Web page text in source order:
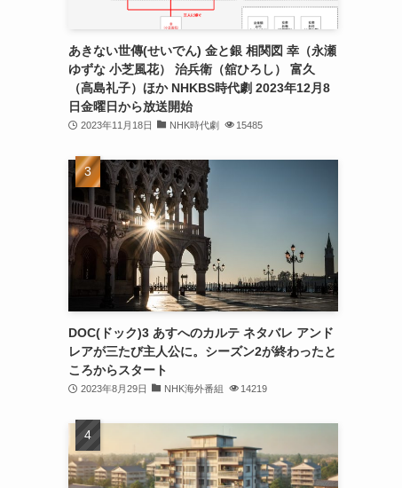
あきない世傳(せいでん) 金と銀 相関図 幸（永瀬
ゆずな 小芝風花） 治兵衛（舘ひろし） 富久
（高島礼子）ほか NHKBS時代劇 2023年12月8
日金曜日から放送開始
2023年11月18日 NHK時代劇 15485
DOC(ドック)3 あすへのカルテ ネタバレ アンド
レアが三たび主人公に。シーズン2が終わったと
ころからスタート
2023年8月29日 NHK海外番組 14219